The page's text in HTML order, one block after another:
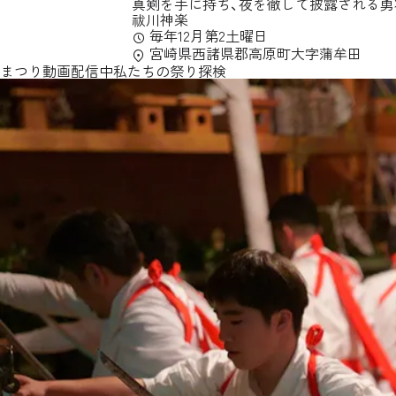
祓川神楽
毎年12月第2土曜日
宮崎県西諸県郡高原町大字蒲牟田
まつり動画配信中私たちの祭り探検